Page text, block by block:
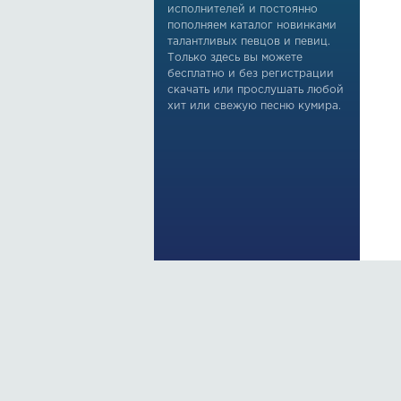
исполнителей и постоянно
пополняем каталог новинками
талантливых певцов и певиц.
Только здесь вы можете
бесплатно и без регистрации
скачать или прослушать любой
хит или свежую песню кумира.